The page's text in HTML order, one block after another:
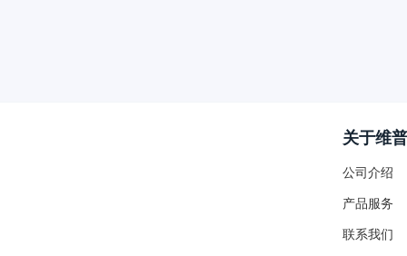
关于维普
公司介绍
产品服务
联系我们